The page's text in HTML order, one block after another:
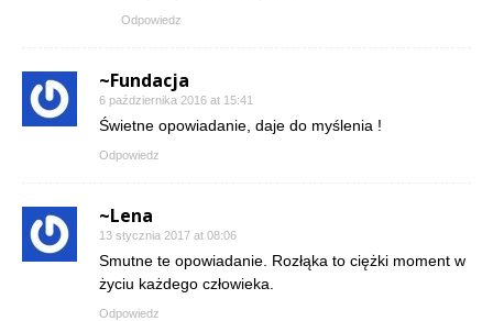
Odpowiedz
~Fundacja
6 października 2016 at 15:41
Świetne opowiadanie, daje do myślenia !
Odpowiedz
~Lena
13 stycznia 2017 at 08:06
Smutne te opowiadanie. Rozłąka to ciężki moment w
życiu każdego człowieka.
Odpowiedz